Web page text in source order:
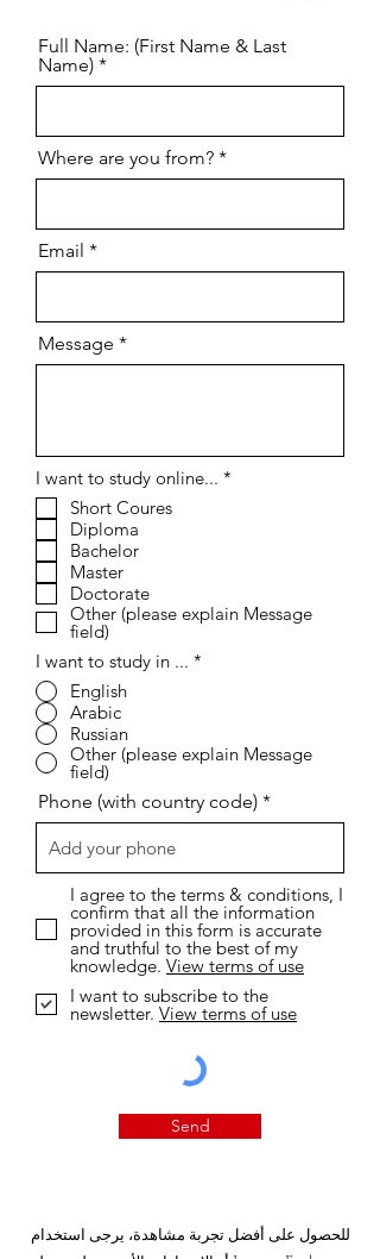
Full Name: (First Name & Last
Name)
Where are you from?
Email
Message
I want to study online... *
Short Coures
Diploma
Bachelor
Master
Doctorate
Other (please explain Message
field)
I want to study in ... *
English
Arabic
Russian
Other (please explain Message
field)
Phone (with country code)
I agree to the terms & conditions, I
confirm that all the information
provided in this form is accurate
and truthful to the best of my
knowledge. View terms of use
I want to subscribe to the
newsletter. View terms of use
Send
للحصول على أفضل تجربة مشاهدة، يرجى استخدام